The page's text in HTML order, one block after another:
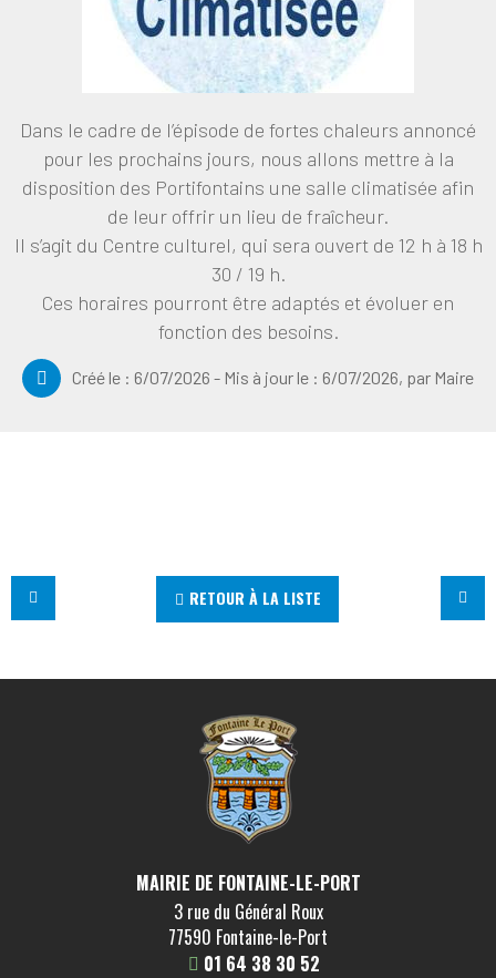
Dans le cadre de l’épisode de fortes chaleurs annoncé
pour les prochains jours, nous allons mettre à la
disposition des Portifontains une salle climatisée afin
de leur offrir un lieu de fraîcheur.
Il s’agit du Centre culturel, qui sera ouvert de 12 h à 18 h
30 / 19 h.
Ces horaires pourront être adaptés et évoluer en
fonction des besoins.
Créé le : 6/07/2026 - Mis à jour le : 6/07/2026, par Maire
RETOUR À LA LISTE
MAIRIE DE FONTAINE-LE-PORT
3 rue du Général Roux
77590 Fontaine-le-Port
01 64 38 30 52